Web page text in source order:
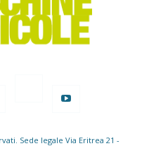
Sede legale Via Eritrea 21 -